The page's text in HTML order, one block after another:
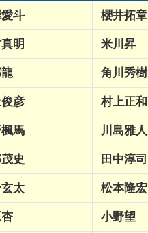
斗 櫻井拓章
明 米川昇
角川秀樹
彦 村上正和
馬 川島雅人
史 田中淳司
太 松本隆宏
小野望